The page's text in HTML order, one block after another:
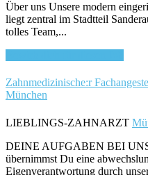
Über uns Unsere modern
liegt zentral im Stadtteil
tolles Team,...
Zahnmedizinische:r
München
LIEBLINGS-ZAHNARZT
DEINE AUFGABEN BEI UNS
übernimmst Du eine
Eigenverantwortung durch